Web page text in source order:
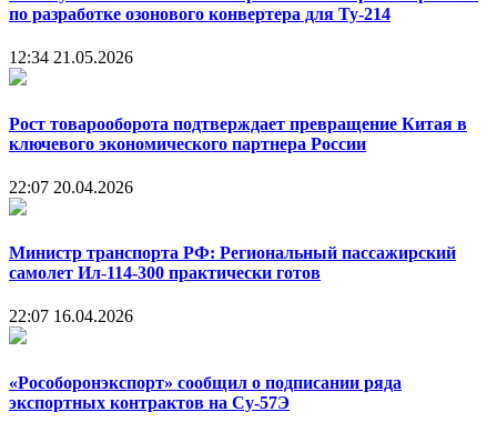
по разработке озонового конвертера для Ту-214
12:34 21.05.2026
Рост товарооборота подтверждает превращение Китая в
ключевого экономического партнера России
22:07 20.04.2026
Министр транспорта РФ: Региональный пассажирский
самолет Ил-114-300 практически готов
22:07 16.04.2026
«Рособоронэкспорт» сообщил о подписании ряда
экспортных контрактов на Су-57Э